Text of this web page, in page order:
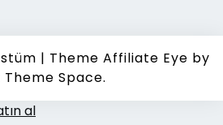
| Theme Affiliate Eye by
Theme Space.